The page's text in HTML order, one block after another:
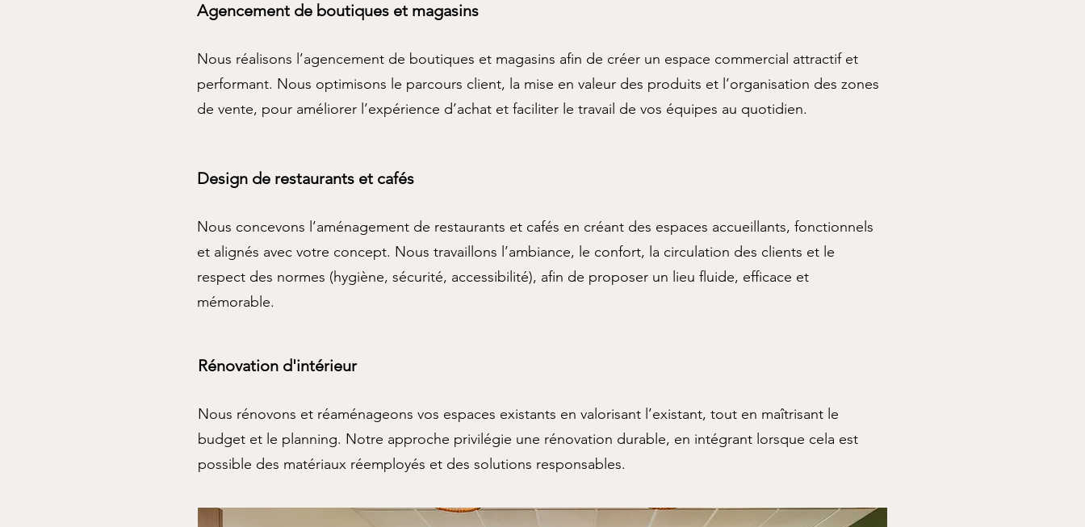
Agencement de boutiques et magasins
Nous réalisons l’agencement de boutiques et magasins afin de créer un espace commercial attractif et
performant. Nous optimisons le parcours client, la mise en valeur des produits et l’organisation des zones
de vente, pour améliorer l’expérience d’achat et faciliter le travail de vos équipes au quotidien.
Design de restaurants et cafés
Nous concevons l’aménagement de restaurants et cafés en créant des espaces accueillants, fonctionnels
et alignés avec votre concept. Nous travaillons l’ambiance, le confort, la circulation des clients et le
respect des normes (hygiène, sécurité, accessibilité), afin de proposer un lieu fluide, efficace et
mémorable.
Rénovation d'intérieur
Nous rénovons et réaménageons vos espaces existants en valorisant l’existant, tout en maîtrisant le
budget et le planning. Notre approche privilégie une rénovation durable, en intégrant lorsque cela est
possible des matériaux réemployés et des solutions responsables.